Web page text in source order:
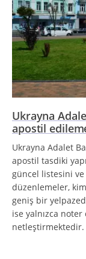
Ukrayna
apostil
Ukrayna Adalet
apostil tasdiki
güncel listesini ve
düzenlemeler,
geniş bir
ise yalnızca noter
netleştirmektedir.